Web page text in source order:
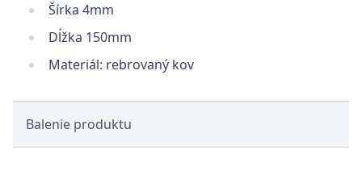
Šírka 4mm
Dĺžka 150mm
Materiál: rebrovaný kov
Balenie produktu